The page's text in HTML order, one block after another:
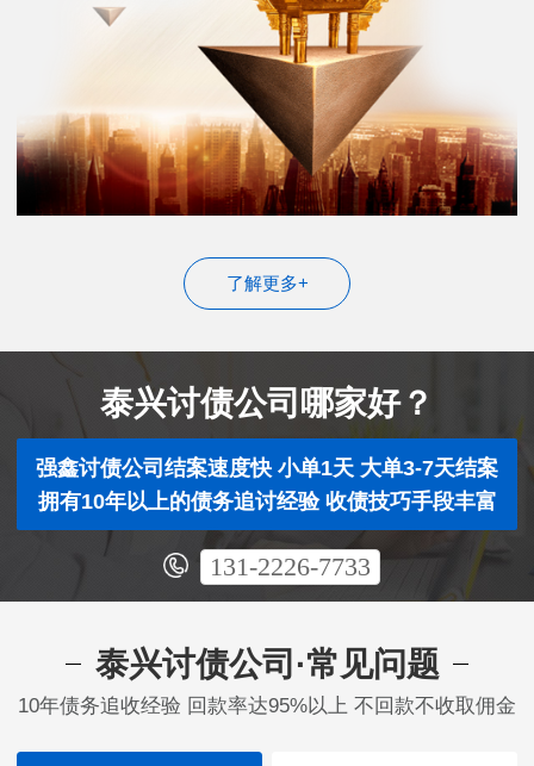
了解更多+
泰兴讨债公司哪家好？
强鑫讨债公司结案速度快 小单1天 大单3-7天结案
拥有10年以上的债务追讨经验 收债技巧手段丰富
131-2226-7733
泰兴讨债公司·常见问题
10年债务追收经验 回款率达95%以上 不回款不收取佣金